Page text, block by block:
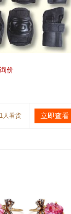
价
人看货 立即查看